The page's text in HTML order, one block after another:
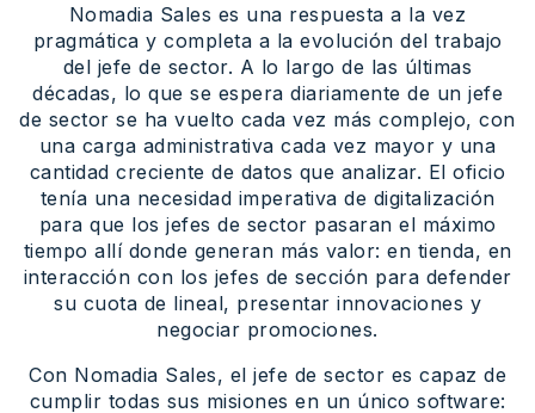
Nomadia Sales es una respuesta a la vez
pragmática y completa a la evolución del trabajo
del jefe de sector. A lo largo de las últimas
décadas, lo que se espera diariamente de un jefe
de sector se ha vuelto cada vez más complejo, con
una carga administrativa cada vez mayor y una
cantidad creciente de datos que analizar. El oficio
tenía una necesidad imperativa de digitalización
para que los jefes de sector pasaran el máximo
tiempo allí donde generan más valor: en tienda, en
interacción con los jefes de sección para defender
su cuota de lineal, presentar innovaciones y
negociar promociones.
Con Nomadia Sales, el jefe de sector es capaz de
cumplir todas sus misiones en un único software: